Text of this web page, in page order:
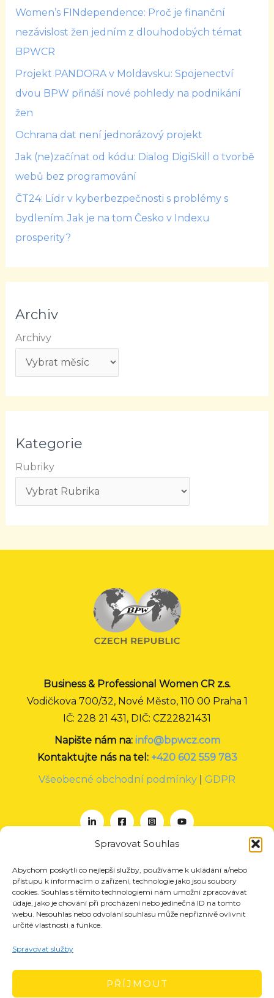
Spravovat Souhlas
Abychom poskytli co nejlepší služby, používáme k ukládání a/nebo
přístupu k informacím o zařízení, technologie jako jsou soubory
cookies. Souhlas s těmito technologiemi nám umožní zpracovávat
údaje, jako je chování při procházení nebo jedinečná ID na tomto
webu. Nesouhlas nebo odvolání souhlasu může nepříznivě ovlivnit
určité vlastnosti a funkce.
Spravovat služby
PŘÍJMOUT
Women’s FINdependence: Proč je finanční
nezávislost žen jedním z dlouhodobých témat
BPWCR
Projekt PANDORA v Moldavsku: Spojenectví
dvou BPW přináší nové pohledy na podnikání
žen
Ochrana dat není jednorázový projekt
Jak (ne)začínat od kódu: Dialog DigiSkill o tvorbě
webů bez programování
ČT24: Lídr v kyberbezpečnosti s problémy s
bydlením. Jak je na tom Česko v Indexu
prosperity?
Archiv
Archivy
Kategorie
Rubriky
Business & Professional Women CR z.s.
Vodičkova 700/32, Nové Město, 110 00 Praha 1
IČ: 228 21 431, DIČ: CZ22821431
Napište nám na: info@bpwcz.com
Kontaktujte nás na tel: +420 602 559 783
Všeobecné obchodní podmínky
GDPR
O nás
Projekty
Členství
Kontakt